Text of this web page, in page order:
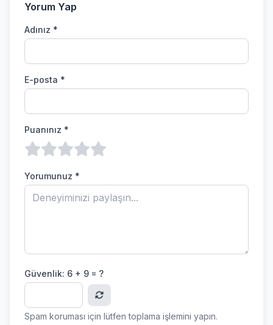
Yorum Yap
Adınız *
E-posta *
Puanınız *
Yorumunuz *
Güvenlik: 6 + 9 = ?
Spam koruması için lütfen toplama işlemini yapın.